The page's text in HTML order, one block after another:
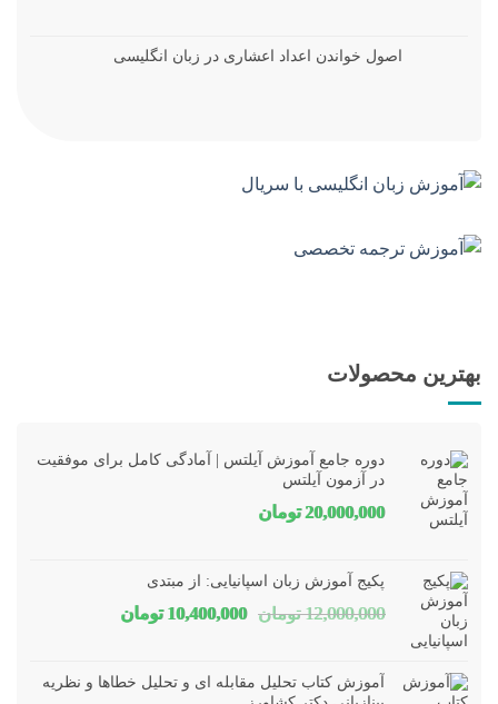
اصول خواندن اعداد اعشاری در زبان انگلیسی
بهترین محصولات
دوره جامع آموزش آیلتس | آمادگی کامل برای موفقیت
در آزمون آیلتس
20,000,000 تومان
پکیج آموزش زبان اسپانیایی: از مبتدی
12,000,000 تومان قیمت
بود.
10,400,000 تومانقیمت
است.
آموزش کتاب تحلیل مقابله ای و تحلیل خطاها و نظریه